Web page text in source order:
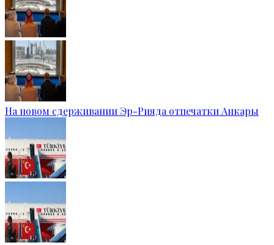
На новом сдерживании Эр-Рияда отпечатки Анкары